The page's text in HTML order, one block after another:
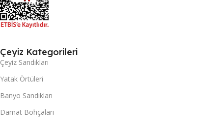
Çeyiz Kategorileri
Çeyiz Sandıkları
Yatak Örtüleri
Banyo Sandıkları
Damat Bohçaları